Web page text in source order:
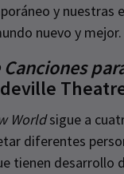
y nuestras
nuevo y mejor.
Worldsigue a
diferentes
tienen desarrollo